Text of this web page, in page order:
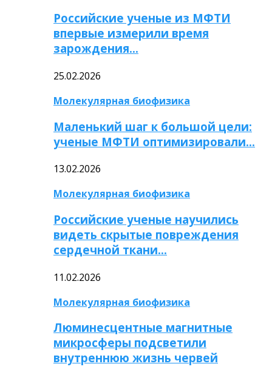
Российские ученые из МФТИ
впервые измерили время
зарождения…
25.02.2026
Молекулярная биофизика
Маленький шаг к большой цели:
ученые МФТИ оптимизировали…
13.02.2026
Молекулярная биофизика
Российские ученые научились
видеть скрытые повреждения
сердечной ткани…
11.02.2026
Молекулярная биофизика
Люминесцентные магнитные
микросферы подсветили
внутреннюю жизнь червей